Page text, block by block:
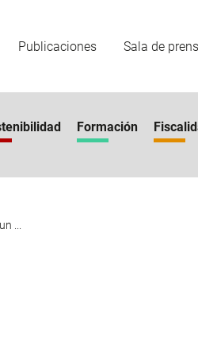
Publicaciones Sala de
Formación
...